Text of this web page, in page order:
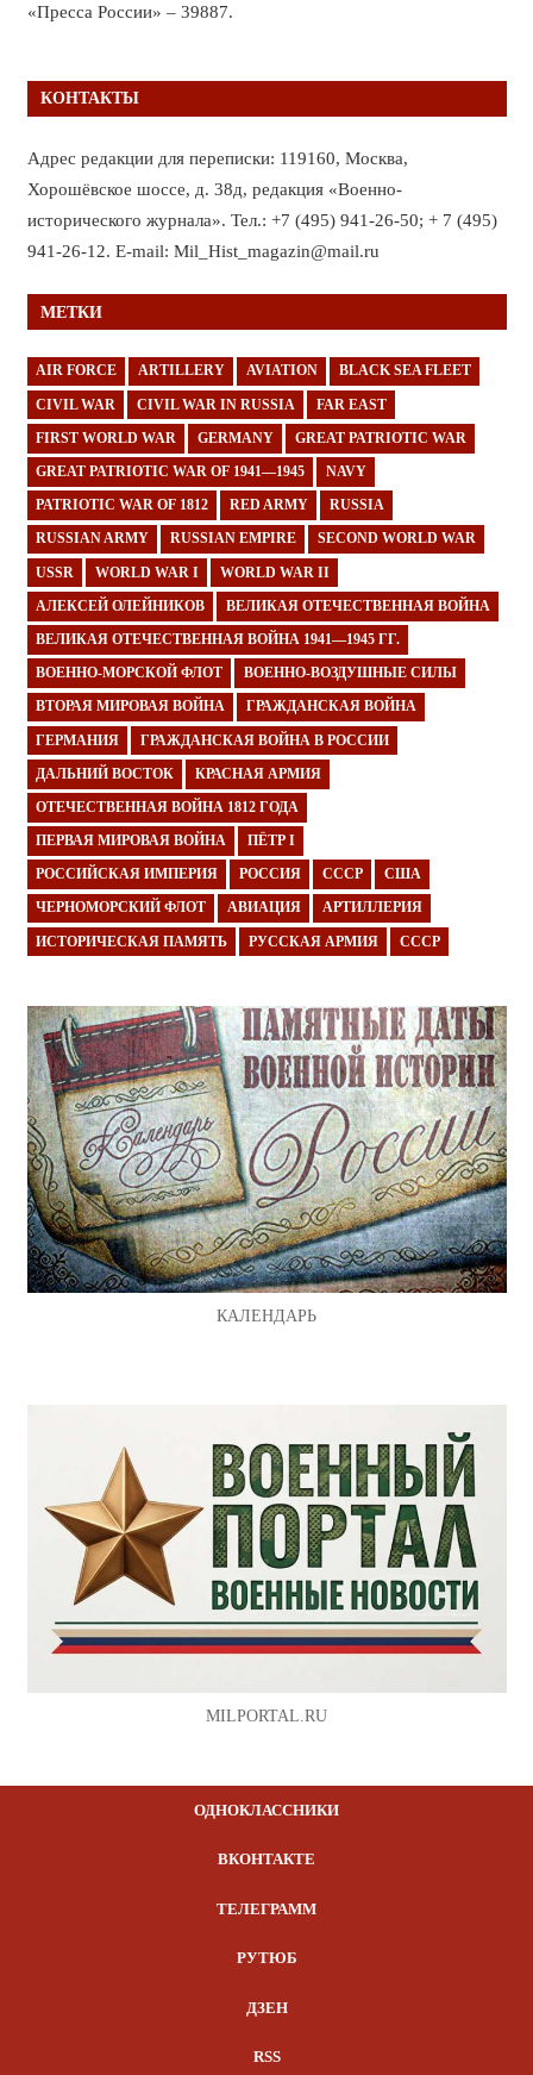
«Пресса России» – 39887.
КОНТАКТЫ
Адрес редакции для переписки: 119160, Москва,
Хорошёвское шоссе, д. 38д, редакция «Военно-
исторического журнала». Тел.: +7 (495) 941-26-50; + 7 (495)
941-26-12. E-mail: Mil_Hist_magazin@mail.ru
МЕТКИ
AIR FORCE ARTILLERY AVIATION BLACK SEA FLEET
CIVIL WAR CIVIL WAR IN RUSSIA FAR EAST
FIRST WORLD WAR GERMANY GREAT PATRIOTIC WAR
GREAT PATRIOTIC WAR OF 1941—1945 NAVY
PATRIOTIC WAR OF 1812 RED ARMY RUSSIA
RUSSIAN ARMY RUSSIAN EMPIRE SECOND WORLD WAR
USSR WORLD WAR I WORLD WAR II
АЛЕКСЕЙ ОЛЕЙНИКОВ ВЕЛИКАЯ ОТЕЧЕСТВЕННАЯ ВОЙНА
ВЕЛИКАЯ ОТЕЧЕСТВЕННАЯ ВОЙНА 1941—1945 ГГ.
ВОЕННО-МОРСКОЙ ФЛОТ ВОЕННО-ВОЗДУШНЫЕ СИЛЫ
ВТОРАЯ МИРОВАЯ ВОЙНА ГРАЖДАНСКАЯ ВОЙНА
ГЕРМАНИЯ ГРАЖДАНСКАЯ ВОЙНА В РОССИИ
ДАЛЬНИЙ ВОСТОК КРАСНАЯ АРМИЯ
ОТЕЧЕСТВЕННАЯ ВОЙНА 1812 ГОДА
ПЕРВАЯ МИРОВАЯ ВОЙНА ПЁТР I
РОССИЙСКАЯ ИМПЕРИЯ РОССИЯ СССР США
ЧЕРНОМОРСКИЙ ФЛОТ АВИАЦИЯ АРТИЛЛЕРИЯ
ИСТОРИЧЕСКАЯ ПАМЯТЬ РУССКАЯ АРМИЯ СССР
КАЛЕНДАРЬ
MILPORTAL.RU
ОДНОКЛАССНИКИ
ВКОНТАКТЕ
ТЕЛЕГРАММ
РУТЮБ
ДЗЕН
RSS